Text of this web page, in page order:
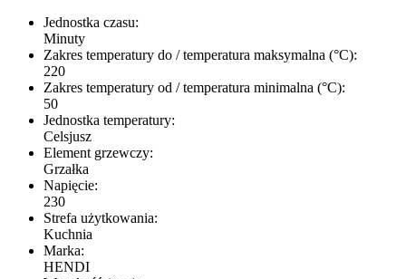
Jednostka czasu:
Minuty
Zakres temperatury do / temperatura maksymalna (°C):
220
Zakres temperatury od / temperatura minimalna (°C):
50
Jednostka temperatury:
Celsjusz
Element grzewczy:
Grzałka
Napięcie:
230
Strefa użytkowania:
Kuchnia
Marka:
HENDI